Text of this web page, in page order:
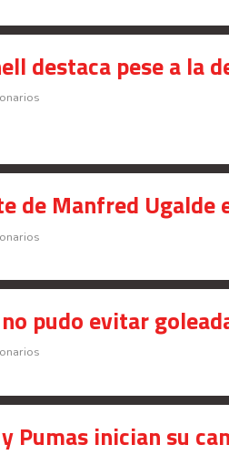
destaca pese a la
de Manfred
pudo evitar
Pumas inician su